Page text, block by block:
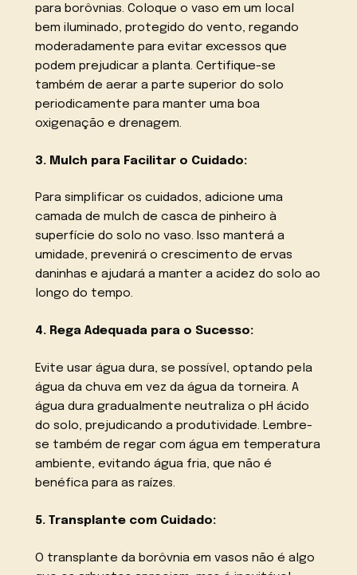
para borôvnias. Coloque o vaso em um local
bem iluminado, protegido do vento, regando
moderadamente para evitar excessos que
podem prejudicar a planta. Certifique-se
também de aerar a parte superior do solo
periodicamente para manter uma boa
oxigenação e drenagem.
3. Mulch para Facilitar o Cuidado:
Para simplificar os cuidados, adicione uma
camada de mulch de casca de pinheiro à
superfície do solo no vaso. Isso manterá a
umidade, prevenirá o crescimento de ervas
daninhas e ajudará a manter a acidez do solo ao
longo do tempo.
4. Rega Adequada para o Sucesso:
Evite usar água dura, se possível, optando pela
água da chuva em vez da água da torneira. A
água dura gradualmente neutraliza o pH ácido
do solo, prejudicando a produtividade. Lembre-
se também de regar com água em temperatura
ambiente, evitando água fria, que não é
benéfica para as raízes.
5. Transplante com Cuidado:
O transplante da borôvnia em vasos não é algo